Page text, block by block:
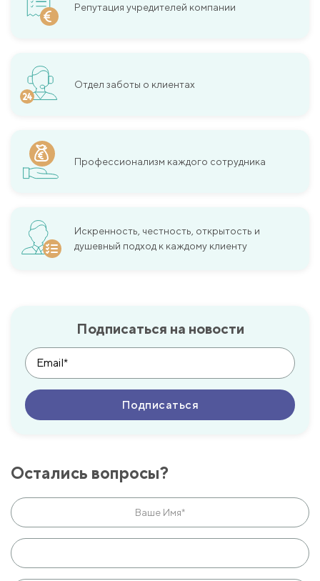
Репутация учредителей компании
Отдел заботы о клиентах
Профессионализм каждого сотрудника
Искренность, честность, открытость и
душевный подход к каждому клиенту
Подписаться на новости
Остались вопросы?